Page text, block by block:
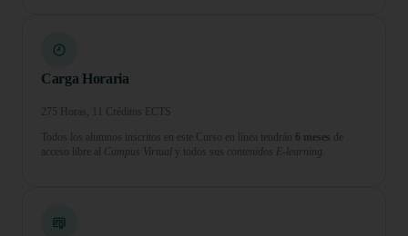
Carga Horaria
275 Horas, 11 Créditos ECTS
Todos los alumnos inscritos en este Curso en línea tendrán 6 meses de
acceso libre al Campus Virtual y todos sus contenidos E-learning.